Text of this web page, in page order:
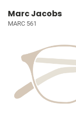
Marc Jacobs
MARC 561